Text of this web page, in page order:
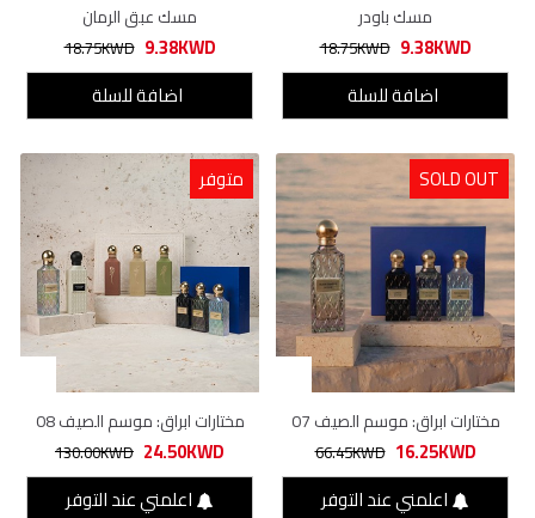
مسك باودر
18.75KWD 9.38KWD
اضافة للسلة
مسك عبق الرمان
18.75KWD 9.38KWD
اضافة للسلة
SOLD OUT
مختارات ابراق: موسم الصيف 07
66.45KWD 16.25KWD
اعلمني عند التوفر
متوفر
مختارات ابراق: موسم الصيف 08
130.00KWD 24.50KWD
اعلمني عند التوفر